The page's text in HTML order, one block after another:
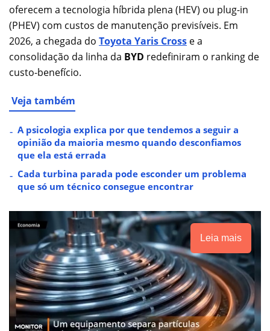
oferecem a tecnologia híbrida plena (HEV) ou plug-in
(PHEV) com custos de manutenção previsíveis. Em
2026, a chegada do Toyota Yaris Cross e a
consolidação da linha da BYD redefiniram o ranking de
custo-benefício.
Veja também
A psicologia explica por que tendemos a seguir a
opinião da maioria mesmo quando desconfiamos
que ela está errada
Cada turbina parada pode esconder um problema
que só um técnico consegue encontrar
Leia mais